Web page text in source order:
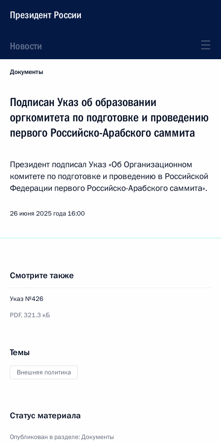
Президент России
Новости
Документы
Подписан Указ об образовании
оргкомитета по подготовке и проведению
первого Российско-Арабского саммита
Президент подписал Указ «Об Организационном
комитете по подготовке и проведению в Российской
Федерации первого Российско-Арабского саммита».
26 июня 2025 года 16:00
Смотрите также
Указ №426
PDF,321.3 кБ
Темы
Внешняя политика
Статус материала
Опубликован в разделе:Документы